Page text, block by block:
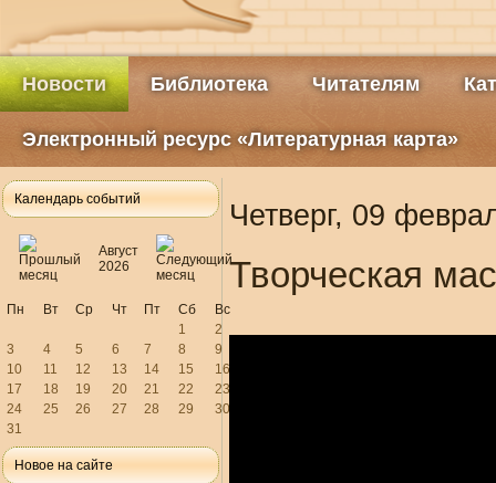
Новости Библиотека Читателям
Электронный ресурс «Литературная карта»
Календарь событий
Август
2026
Пн Вт Ср Чт Пт Сб
Вс
1
2
3
4 5 6 7 8
9
10
11 12 13 14 15
16
17
18 19 20 21 22
23
24
25 26 27 28 29
30
31
Новое на сайте
Четверг, 09
Творческая